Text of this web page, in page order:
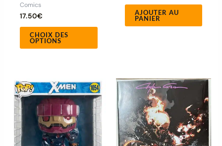
Comics
17.50€
CHOIX DES
OPTIONS
AJOUTER AU
PANIER
Ce
a